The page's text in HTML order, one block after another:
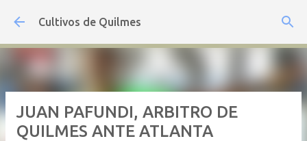
Ir al contenido principal
Cultivos de Quilmes
JUAN PAFUNDI, ARBITRO DE
QUILMES ANTE ATLANTA